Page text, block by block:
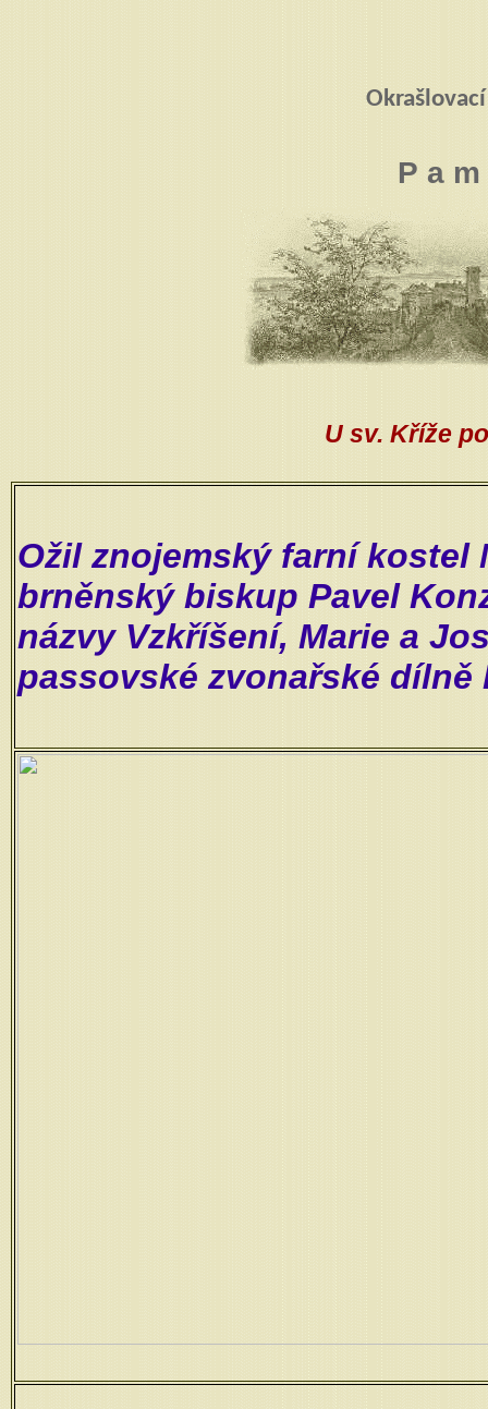
P a
U sv. Kříže
Ožil znojemský farní kostel
brněnský biskup Pavel
názvy Vzkříšení, Marie a
passovské zvonařské dílně